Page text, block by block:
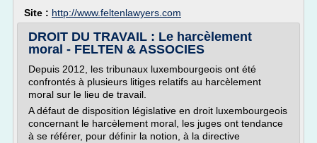
Site : http://www.feltenlawyers.com
DROIT DU TRAVAIL : Le harcèlement
moral - FELTEN & ASSOCIES
Depuis 2012, les tribunaux luxembourgeois ont été
confrontés à plusieurs litiges relatifs au harcèlement
moral sur le lieu de travail.
A défaut de disposition législative en droit luxembourgeois
concernant le harcèlement moral, les juges ont tendance
à se référer, pour définir la notion, à la directive